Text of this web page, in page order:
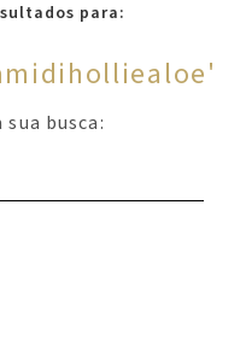
para:
'
busca: